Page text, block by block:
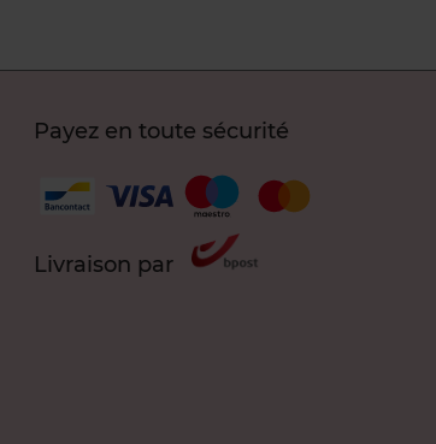
Payez en toute sécurité
Livraison par